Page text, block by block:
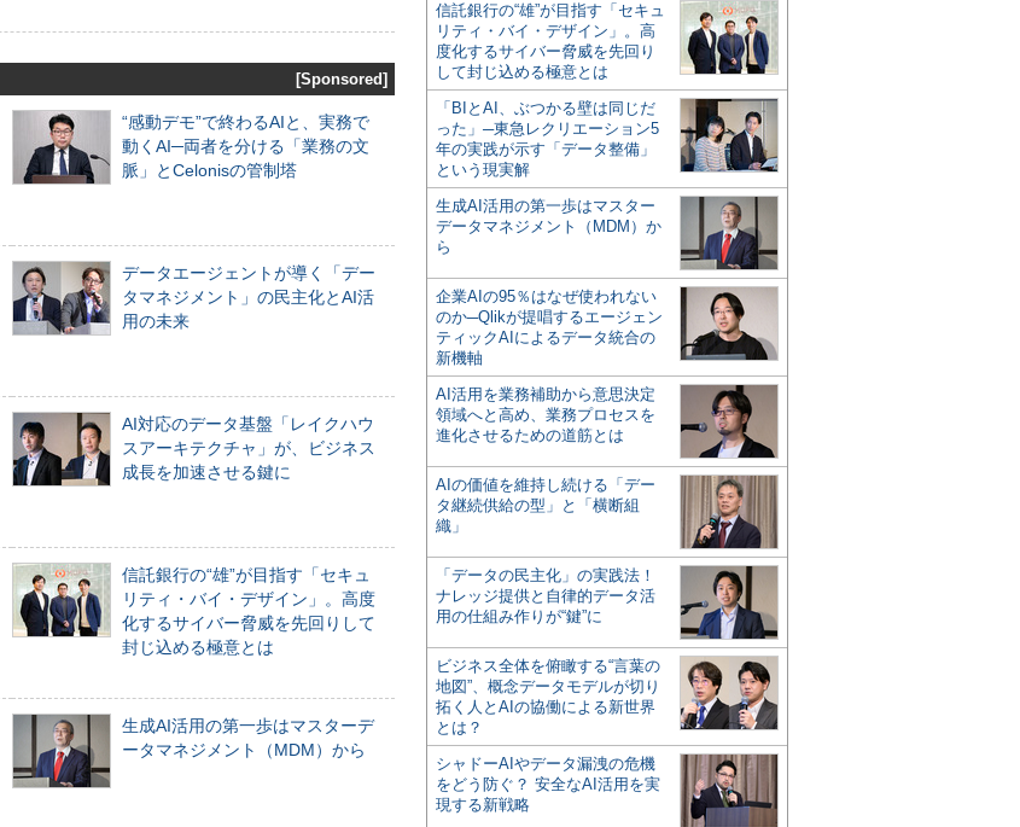
[Sponsored]
“感動デモ”で終わるAIと、実務で
動くAI─両者を分ける「業務の文
脈」とCelonisの管制塔
データエージェントが導く「デー
タマネジメント」の民主化とAI活
用の未来
AI対応のデータ基盤「レイクハウ
スアーキテクチャ」が、ビジネス
成長を加速させる鍵に
信託銀行の“雄”が目指す「セキュ
リティ・バイ・デザイン」。高度
化するサイバー脅威を先回りして
封じ込める極意とは
生成AI活用の第一歩はマスターデ
ータマネジメント（MDM）から
信託銀行の“雄”が目指す「セキュ
リティ・バイ・デザイン」。高
度化するサイバー脅威を先回り
して封じ込める極意とは
「BIとAI、ぶつかる壁は同じだ
った」─東急レクリエーション5
年の実践が示す「データ整備」
という現実解
生成AI活用の第一歩はマスター
データマネジメント（MDM）か
ら
企業AIの95％はなぜ使われない
のか─Qlikが提唱するエージェン
ティックAIによるデータ統合の
新機軸
AI活用を業務補助から意思決定
領域へと高め、業務プロセスを
進化させるための道筋とは
AIの価値を維持し続ける「デー
タ継続供給の型」と「横断組
織」
「データの民主化」の実践法！
ナレッジ提供と自律的データ活
用の仕組み作りが“鍵”に
ビジネス全体を俯瞰する“言葉の
地図”、概念データモデルが切り
拓く人とAIの協働による新世界
とは？
シャドーAIやデータ漏洩の危機
をどう防ぐ？ 安全なAI活用を実
現する新戦略